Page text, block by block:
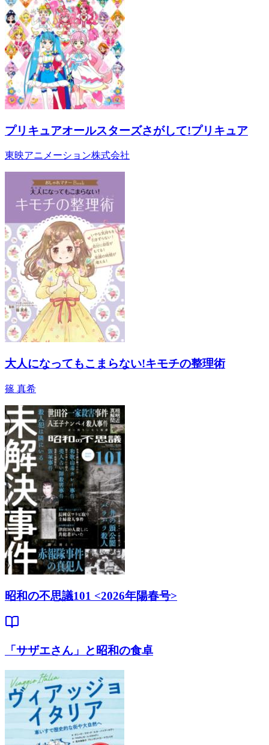
プリキュアオールスターズさがして!プリキュア
東映アニメーション株式会社
大人になってもこまらない!キモチの整理術
篠 真希
昭和の不思議101 <2026年陽春号>
「サザエさん」と昭和の食卓